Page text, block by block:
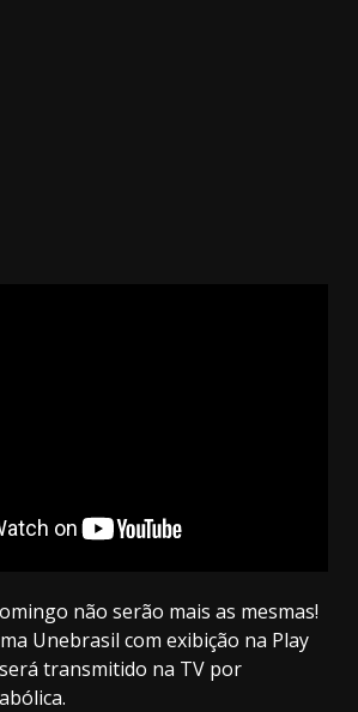
não serão mais as mesmas!
Unebrasil com exibição na Play
transmitido na TV por